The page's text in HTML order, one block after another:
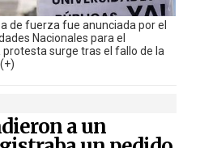
de fuerza fue anunciada por el
Nacionales para el
surge tras el fallo de la
a un